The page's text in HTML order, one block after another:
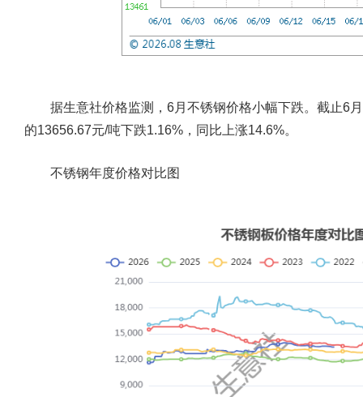
据生意社价格监测，6月不锈钢价格小幅下跌。截止6月
的13656.67元/吨下跌1.16%，同比上涨14.6%。
不锈钢年度价格对比图